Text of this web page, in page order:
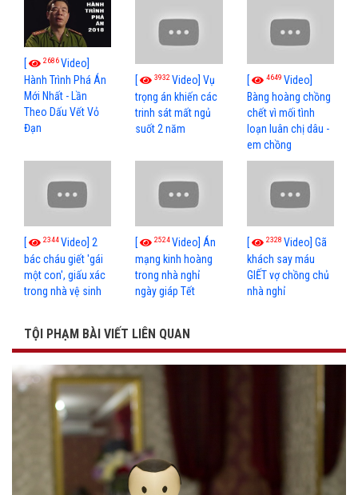
[ 2686Video]
Hành Trình Phá Án
Mới Nhất - Lần
Theo Dấu Vết Vỏ
Đạn
[ 3932Video] Vụ
trọng án khiến các
trinh sát mất ngủ
suốt 2 năm
[ 4649 Video]
Bàng hoàng chồng
chết vì mối tình
loạn luân chị dâu -
em chồng
[ 2344Video] 2
bác cháu giết 'gái
một con', giấu xác
trong nhà vệ sinh
[ 2524Video] Án
mạng kinh hoàng
trong nhà nghỉ
ngày giáp Tết
[ 2328 Video] Gã
khách say máu
GIẾT vợ chồng chủ
nhà nghỉ
TỘI PHẠM BÀI VIẾT LIÊN QUAN